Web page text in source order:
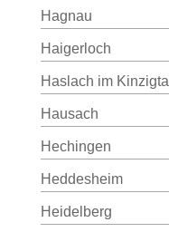
Hagnau
Haigerloch
Haslach im Kinzigtal
Hausach
Hechingen
Heddesheim
Heidelberg